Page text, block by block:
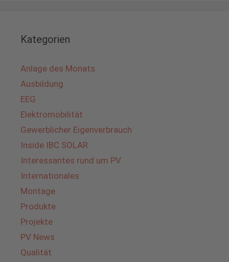
Kategorien
Anlage des Monats
Ausbildung
EEG
Elektromobilität
Gewerblicher Eigenverbrauch
Inside IBC SOLAR
Interessantes rund um PV
Internationales
Montage
Produkte
Projekte
PV News
Qualität